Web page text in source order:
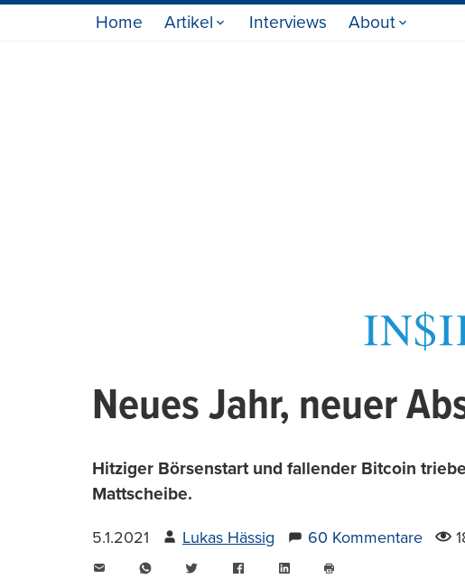
Home Artikel Interviews About
Neues Jahr, neuer
Hitziger Börsenstart und fallender Bitcoin
Mattscheibe.
5.1.2021 Lukas Hässig 60 Kommentare
WhatsAppTwitter FacebookLinkedIn